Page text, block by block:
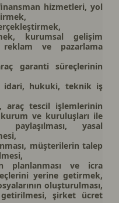
hizmetleri, yol
kurumsal gelişim
reklam ve pazarlama
garanti süreçlerinin
idari, hukuki, teknik iş
araç tescil işlemlerinin
ve kuruluşları ile
yasal
müşterilerin talep
planlanması ve icra
yerine getirmek,
oluşturulması,
şirket ücret